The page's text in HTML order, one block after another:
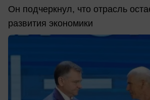
Он подчеркнул, что отрасль
развития экономики